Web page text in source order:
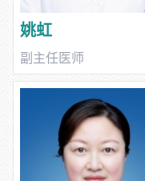
姚虹
副主任医师